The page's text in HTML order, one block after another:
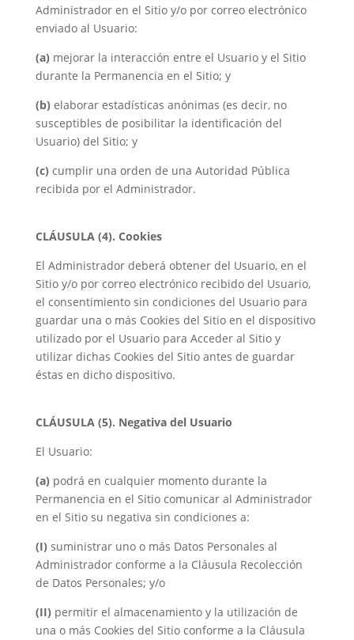
Administrador en el Sitio y/o por correo electrónico
enviado al Usuario:
(a) mejorar la interacción entre el Usuario y el Sitio
durante la Permanencia en el Sitio; y
(b) elaborar estadísticas anónimas (es decir, no
susceptibles de posibilitar la identificación del
Usuario) del Sitio; y
(c) cumplir una orden de una Autoridad Pública
recibida por el Administrador.
CLÁUSULA (4). Cookies
El Administrador deberá obtener del Usuario, en el
Sitio y/o por correo electrónico recibido del Usuario,
el consentimiento sin condiciones del Usuario para
guardar una o más Cookies del Sitio en el dispositivo
utilizado por el Usuario para Acceder al Sitio y
utilizar dichas Cookies del Sitio antes de guardar
éstas en dicho dispositivo.
CLÁUSULA (5). Negativa del Usuario
El Usuario:
(a) podrá en cualquier momento durante la
Permanencia en el Sitio comunicar al Administrador
en el Sitio su negativa sin condiciones a:
(I) suministrar uno o más Datos Personales al
Administrador conforme a la Cláusula Recolección
de Datos Personales; y/o
(II) permitir el almacenamiento y la utilización de
una o más Cookies del Sitio conforme a la Cláusula